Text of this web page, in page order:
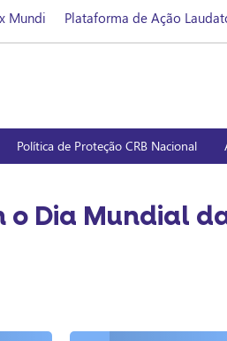
Mundi Plataforma de Ação
Política de Proteção CRB Nacional
o Dia Mundial